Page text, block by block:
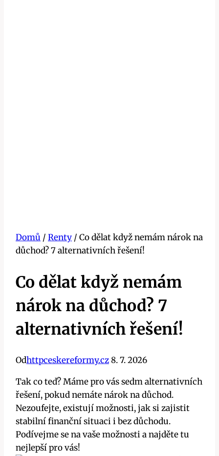
Domů / Renty / Co dělat když nemám nárok na
důchod? 7 alternativních řešení!
Co dělat když nemám
nárok na důchod? 7
alternativních řešení!
Odhttpceskereformy.cz8. 7. 2026
Tak co teď? Máme pro vás sedm alternativních
řešení, pokud nemáte nárok na důchod.
Nezoufejte, existují možnosti, jak si zajistit
stabilní finanční situaci i bez důchodu.
Podívejme se na vaše možnosti a najděte tu
nejlepší pro vás!